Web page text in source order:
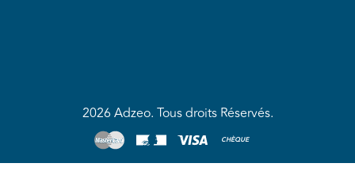
2026 Adzeo. Tous droits Réservés.
CHÈQUE